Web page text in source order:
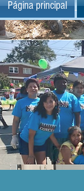
Página principal